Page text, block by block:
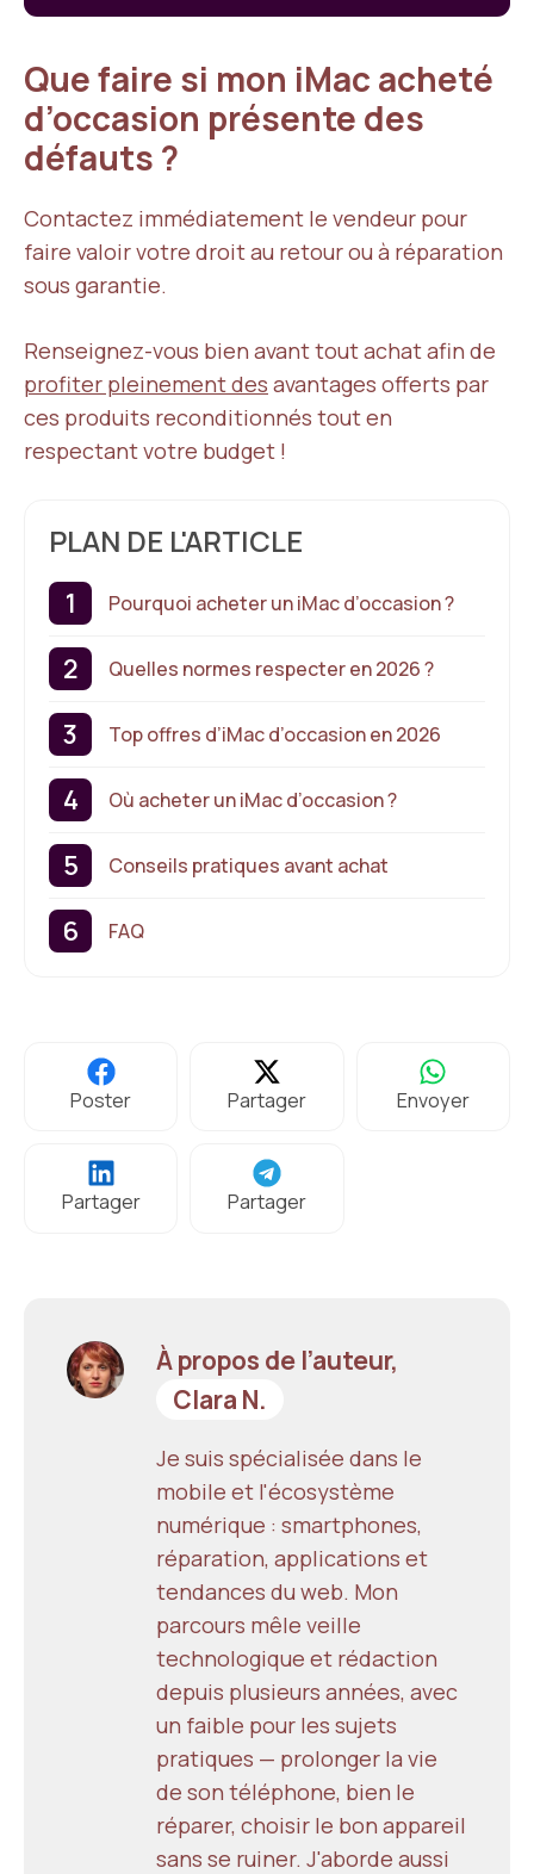
Que faire si mon iMac acheté
d’occasion présente des
défauts ?
Contactez immédiatement le vendeur pour
faire valoir votre droit au retour ou à réparation
sous garantie.
Renseignez-vous bien avant tout achat afin de
profiter pleinement des avantages offerts par
ces produits reconditionnés tout en
respectant votre budget !
PLAN DE L'ARTICLE
Pourquoi acheter un iMac d’occasion ?
Quelles normes respecter en 2026 ?
Top offres d’iMac d’occasion en 2026
Où acheter un iMac d’occasion ?
Conseils pratiques avant achat
FAQ
Poster Partager Envoyer
Partager Partager
À propos de l’auteur,
Clara N.
Je suis spécialisée dans le
mobile et l'écosystème
numérique : smartphones,
réparation, applications et
tendances du web. Mon
parcours mêle veille
technologique et rédaction
depuis plusieurs années, avec
un faible pour les sujets
pratiques — prolonger la vie
de son téléphone, bien le
réparer, choisir le bon appareil
sans se ruiner. J'aborde aussi